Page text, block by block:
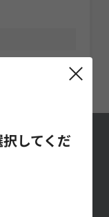
してくだ